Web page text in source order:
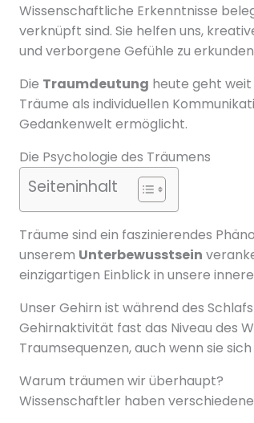
Wissenschaftliche Erkenntnisse
verknüpft sind. Sie helfen uns,
und verborgene Gefühle zu
Die Traumdeutung heute geht
Träume als individuellen
Gedankenwelt ermöglicht.
Die Psychologie des Träumens
Seiteninhalt
Träume sind ein faszinierendes
unserem Unterbewusstsein
einzigartigen Einblick in unsere
Unser Gehirn ist während des
Gehirnaktivität fast das Niveau des
Traumsequenzen, auch wenn sie
Warum träumen wir überhaupt?
Wissenschaftler haben